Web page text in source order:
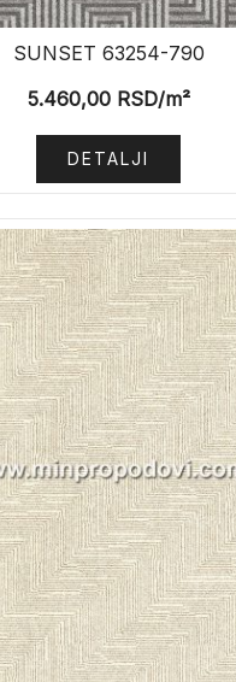
SUNSET 63254-790
5.460,00RSD/m²
DETALJI